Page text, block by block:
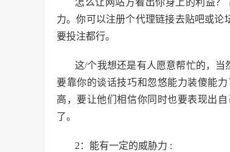
怎么让网站方看出你身上的利益
力。你可以注册个代理链接去贴吧或
要投注都行。
这/个我想还是有人愿意帮忙的，
要靠你的谈话技巧和忽悠能力装傻能
高，要让他们相信你同时也要表现出
了。
2：能有一定的威胁力 :